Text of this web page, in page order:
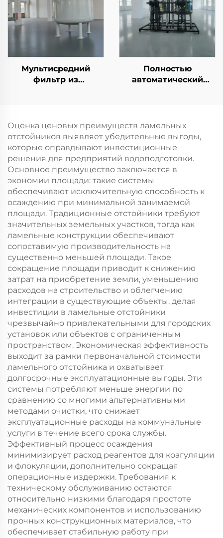
винтом
Мультисредний
фильтр из
углём для очистки
промышленных
сточных вод
Полностью
автоматический
орехов для очистки
сточных вод
Оценка ценовых преимуществ ламельных
отстойников выявляет убедительные выгоды,
которые оправдывают инвестиционные
решения для предприятий водоподготовки.
Основное преимущество заключается в
экономии площади: такие системы
обеспечивают исключительную способность к
осаждению при минимальной занимаемой
площади. Традиционные отстойники требуют
значительных земельных участков, тогда как
ламельные конструкции обеспечивают
сопоставимую производительность на
существенно меньшей площади. Такое
сокращение площади приводит к снижению
затрат на приобретение земли, уменьшению
расходов на строительство и облегчению
интеграции в существующие объекты, делая
инвестиции в ламельные отстойники
чрезвычайно привлекательными для городских
установок или объектов с ограниченным
пространством. Экономическая эффективность
выходит за рамки первоначальной стоимости
ламельного отстойника и охватывает
долгосрочные эксплуатационные выгоды. Эти
системы потребляют меньше энергии по
сравнению со многими альтернативными
методами очистки, что снижает
эксплуатационные расходы на коммунальные
услуги в течение всего срока службы.
Эффективный процесс осаждения
минимизирует расход реагентов для коагуляции
и флокуляции, дополнительно сокращая
операционные издержки. Требования к
техническому обслуживанию остаются
относительно низкими благодаря простоте
механических компонентов и использованию
прочных конструкционных материалов, что
обеспечивает стабильную работу при